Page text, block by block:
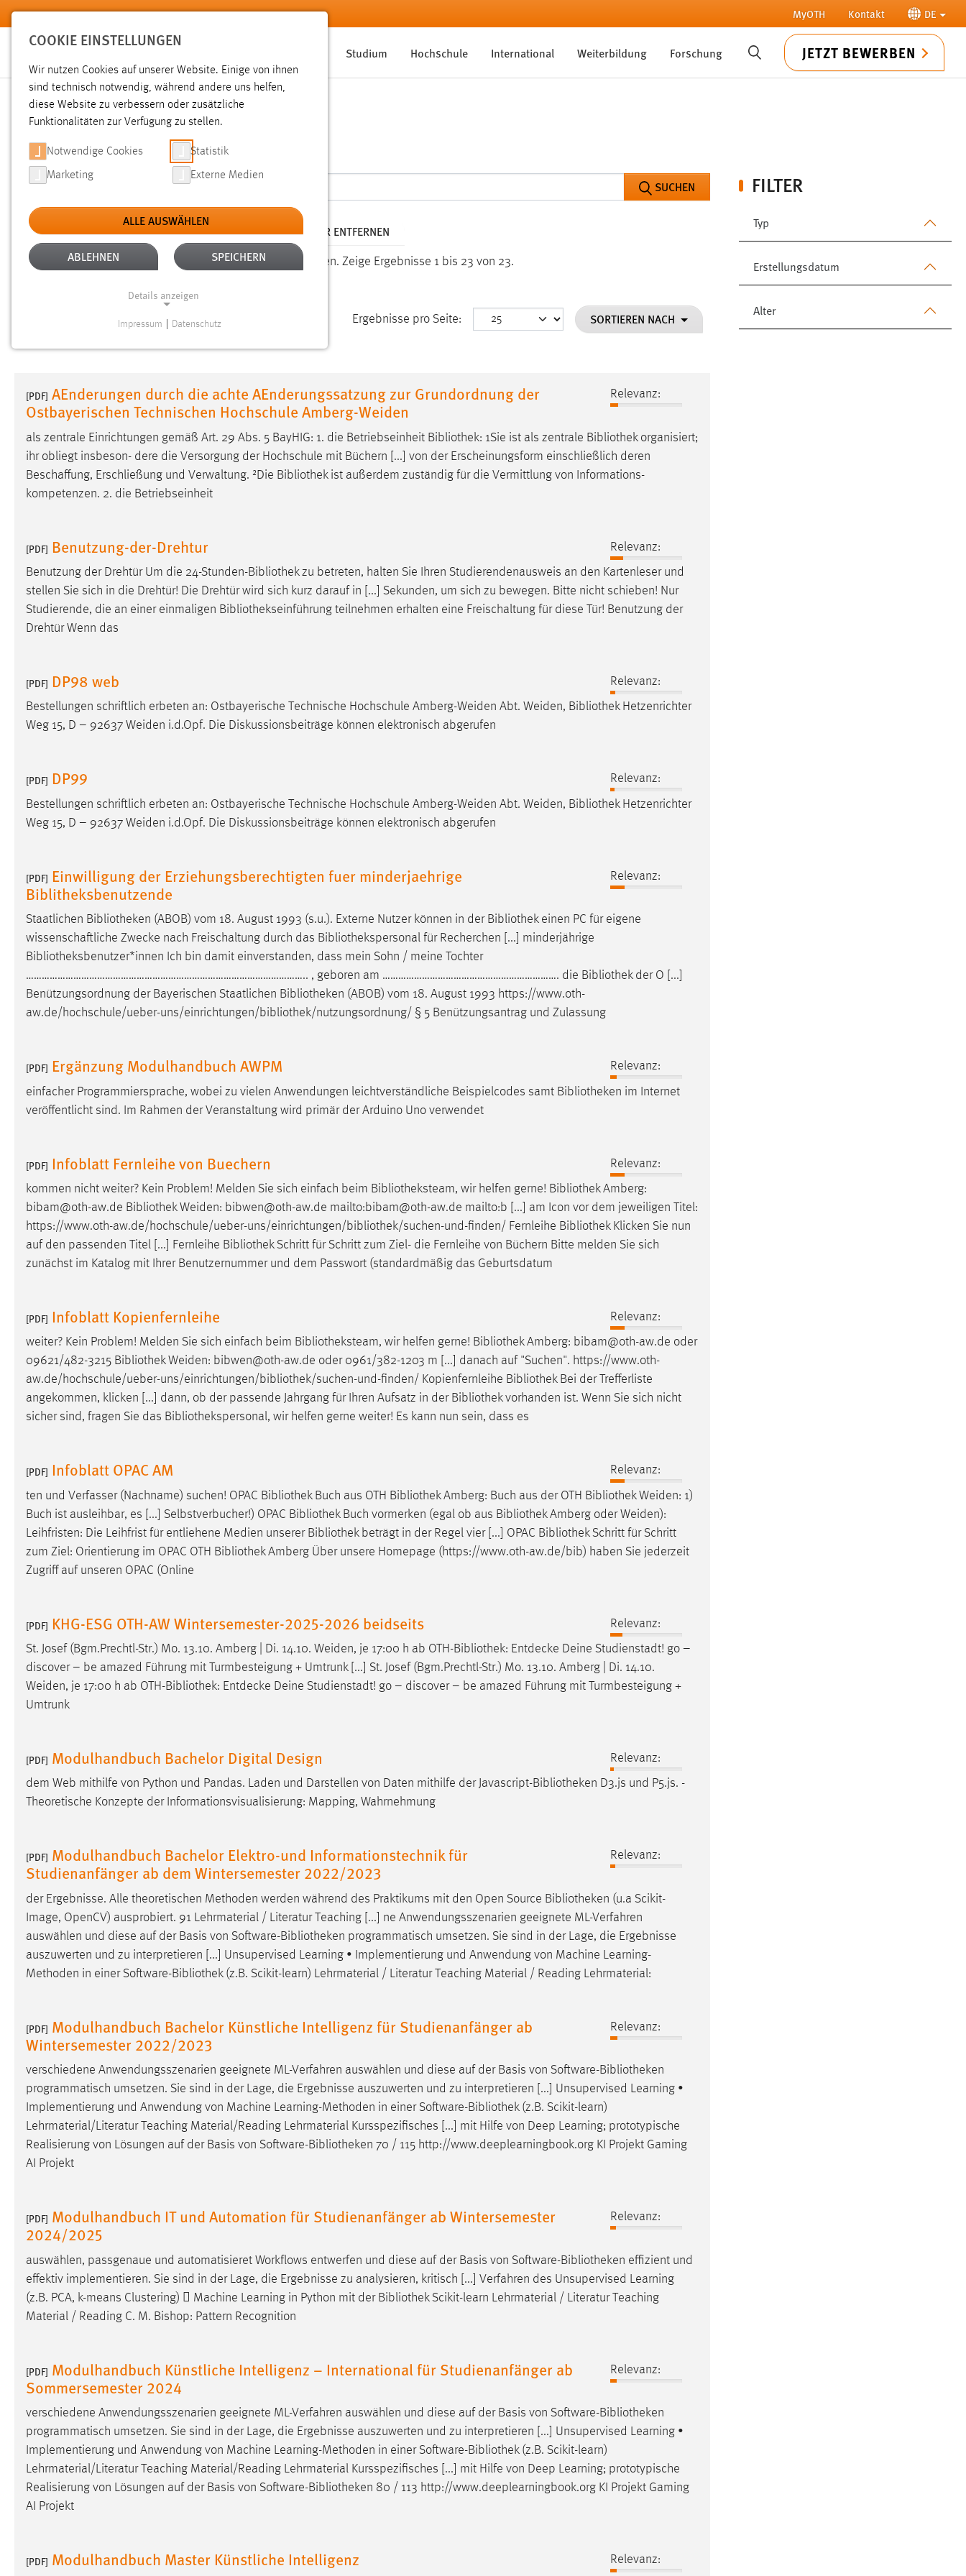
Zum Hauptinhalt springen MyOTH Kontakt DE
Studium Hochschule International Weiterbildung Forschung SUCHE JETZT BEWERBEN
SUCHE
FILTER
Typ
Erstellungsdatum
Alter
SUCHEN
Aktive Filter: ALTER: 6 MONATE BIS 1 JAHR ALLE FILTER ENTFERNEN
Gesucht nach "bibliothek". Es wurden 23 Ergebnisse gefunden. Zeige Ergebnisse 1 bis 23 von 23.
Ergebnisse pro Seite: SORTIEREN NACH
[PDF] AEnderungen durch die achte AEnderungssatzung zur Grundordnung der
Ostbayerischen Technischen Hochschule Amberg-Weiden
Relevanz:
als zentrale Einrichtungen gemäß Art. 29 Abs. 5 BayHIG: 1. die Betriebseinheit Bibliothek: 1Sie ist als zentrale Bibliothekorganisiert;
ihr obliegt insbeson- dere die Versorgung der Hochschule mit Büchern [...] von der Erscheinungsform einschließlich deren
Beschaffung, Erschließung und Verwaltung. ²Die Bibliothekist außerdem zuständig für die Vermittlung von Informations-
kompetenzen. 2. die Betriebseinheit
[PDF] Benutzung-der-Drehtur
Relevanz:
Benutzung der Drehtür Um die 24-Stunden-Bibliothekzu betreten, halten Sie Ihren Studierendenausweis an den Kartenleser und
stellen Sie sich in die Drehtür! Die Drehtür wird sich kurz darauf in [...] Sekunden, um sich zu bewegen. Bitte nicht schieben! Nur
Studierende, die an einer einmaligen Bibliothekseinführung teilnehmen erhalten eine Freischaltung für diese Tür! Benutzung der
Drehtür Wenn das
[PDF] DP98 web
Relevanz:
Bestellungen schriftlich erbeten an: Ostbayerische Technische Hochschule Amberg-Weiden Abt. Weiden, BibliothekHetzenrichter
Weg 15, D – 92637 Weiden i.d.Opf. Die Diskussionsbeiträge können elektronisch abgerufen
[PDF] DP99
Relevanz:
Bestellungen schriftlich erbeten an: Ostbayerische Technische Hochschule Amberg-Weiden Abt. Weiden, BibliothekHetzenrichter
Weg 15, D – 92637 Weiden i.d.Opf. Die Diskussionsbeiträge können elektronisch abgerufen
[PDF] Einwilligung der Erziehungsberechtigten fuer minderjaehrige
Biblitheksbenutzende
Relevanz:
Staatlichen Bibliotheken (ABOB) vom 18. August 1993 (s.u.). Externe Nutzer können in der Bibliothekeinen PC für eigene
wissenschaftliche Zwecke nach Freischaltung durch das Bibliothekspersonal für Recherchen [...] minderjährige
Bibliotheksbenutzer*innen Ich bin damit einverstanden, dass mein Sohn / meine Tochter
…………………………………………………………………………………………….. , geboren am …………………………………………………………. die Bibliothekder O [...]
Benützungsordnung der Bayerischen Staatlichen Bibliotheken (ABOB) vom 18. August 1993 https://www.oth-
aw.de/hochschule/ueber-uns/einrichtungen/bibliothek/nutzungsordnung/ § 5 Benützungsantrag und Zulassung
[PDF] Ergänzung Modulhandbuch AWPM
Relevanz:
einfacher Programmiersprache, wobei zu vielen Anwendungen leichtverständliche Beispielcodes samt Bibliotheken im Internet
veröffentlicht sind. Im Rahmen der Veranstaltung wird primär der Arduino Uno verwendet
[PDF] Infoblatt Fernleihe von Buechern
Relevanz:
kommen nicht weiter? Kein Problem! Melden Sie sich einfach beim Bibliotheksteam, wir helfen gerne! BibliothekAmberg:
bibam@oth-aw.de BibliothekWeiden: bibwen@oth-aw.de mailto:bibam@oth-aw.de mailto:b [...] am Icon vor dem jeweiligen Titel:
https://www.oth-aw.de/hochschule/ueber-uns/einrichtungen/bibliothek/suchen-und-finden/ Fernleihe BibliothekKlicken Sie nun
auf den passenden Titel [...] Fernleihe BibliothekSchritt für Schritt zum Ziel- die Fernleihe von Büchern Bitte melden Sie sich
zunächst im Katalog mit Ihrer Benutzernummer und dem Passwort (standardmäßig das Geburtsdatum
[PDF] Infoblatt Kopienfernleihe
Relevanz:
weiter? Kein Problem! Melden Sie sich einfach beim Bibliotheksteam, wir helfen gerne! BibliothekAmberg: bibam@oth-aw.de oder
09621/482-3215 BibliothekWeiden: bibwen@oth-aw.de oder 0961/382-1203 m [...] danach auf "Suchen". https://www.oth-
aw.de/hochschule/ueber-uns/einrichtungen/bibliothek/suchen-und-finden/ Kopienfernleihe BibliothekBei der Trefferliste
angekommen, klicken [...] dann, ob der passende Jahrgang für Ihren Aufsatz in der Bibliothekvorhanden ist. Wenn Sie sich nicht
sicher sind, fragen Sie das Bibliothekspersonal, wir helfen gerne weiter! Es kann nun sein, dass es
[PDF] Infoblatt OPAC AM
Relevanz:
ten und Verfasser (Nachname) suchen! OPAC BibliothekBuch aus OTH BibliothekAmberg: Buch aus der OTH BibliothekWeiden: 1)
Buch ist ausleihbar, es [...] Selbstverbucher!) OPAC BibliothekBuch vormerken (egal ob aus BibliothekAmberg oder Weiden):
Leihfristen: Die Leihfrist für entliehene Medien unserer Bibliothekbeträgt in der Regel vier [...] OPAC BibliothekSchritt für Schritt
zum Ziel: Orientierung im OPAC OTH BibliothekAmberg Über unsere Homepage (https://www.oth-aw.de/bib) haben Sie jederzeit
Zugriff auf unseren OPAC (Online
[PDF] KHG-ESG OTH-AW Wintersemester-2025-2026 beidseits
Relevanz:
St. Josef (Bgm.Prechtl-Str.) Mo. 13.10. Amberg | Di. 14.10. Weiden, je 17:00 h ab OTH-Bibliothek: Entdecke Deine Studienstadt! go –
discover – be amazed Führung mit Turmbesteigung + Umtrunk [...] St. Josef (Bgm.Prechtl-Str.) Mo. 13.10. Amberg | Di. 14.10.
Weiden, je 17:00 h ab OTH-Bibliothek: Entdecke Deine Studienstadt! go – discover – be amazed Führung mit Turmbesteigung +
Umtrunk
[PDF] Modulhandbuch Bachelor Digital Design
Relevanz:
dem Web mithilfe von Python und Pandas. Laden und Darstellen von Daten mithilfe der Javascript-Bibliotheken D3.js und P5.js. -
Theoretische Konzepte der Informationsvisualisierung: Mapping, Wahrnehmung
[PDF] Modulhandbuch Bachelor Elektro-und Informationstechnik für
Studienanfänger ab dem Wintersemester 2022/2023
Relevanz:
der Ergebnisse. Alle theoretischen Methoden werden während des Praktikums mit den Open Source Bibliotheken (u.a Scikit-
Image, OpenCV) ausprobiert. 91 Lehrmaterial / Literatur Teaching [...] ne Anwendungsszenarien geeignete ML-Verfahren
auswählen und diese auf der Basis von Software-Bibliotheken programmatisch umsetzen. Sie sind in der Lage, die Ergebnisse
auszuwerten und zu interpretieren [...] Unsupervised Learning • Implementierung und Anwendung von Machine Learning-
Methoden in einer Software-Bibliothek(z.B. Scikit-learn) Lehrmaterial / Literatur Teaching Material / Reading Lehrmaterial:
[PDF] Modulhandbuch Bachelor Künstliche Intelligenz für Studienanfänger ab
Wintersemester 2022/2023
Relevanz:
verschiedene Anwendungsszenarien geeignete ML-Verfahren auswählen und diese auf der Basis von Software-Bibliotheken
programmatisch umsetzen. Sie sind in der Lage, die Ergebnisse auszuwerten und zu interpretieren [...] Unsupervised Learning •
Implementierung und Anwendung von Machine Learning-Methoden in einer Software-Bibliothek(z.B. Scikit-learn)
Lehrmaterial/Literatur Teaching Material/Reading Lehrmaterial Kursspezifisches [...] mit Hilfe von Deep Learning; prototypische
Realisierung von Lösungen auf der Basis von Software-Bibliotheken 70 / 115 http://www.deeplearningbook.org KI Projekt Gaming
AI Projekt
[PDF] Modulhandbuch IT und Automation für Studienanfänger ab Wintersemester
2024/2025
Relevanz:
auswählen, passgenaue und automatisieret Workflows entwerfen und diese auf der Basis von Software-Bibliotheken effizient und
effektiv implementieren. Sie sind in der Lage, die Ergebnisse zu analysieren, kritisch [...] Verfahren des Unsupervised Learning
(z.B. PCA, k-means Clustering)  Machine Learning in Python mit der BibliothekScikit-learn Lehrmaterial / Literatur Teaching
Material / Reading C. M. Bishop: Pattern Recognition
[PDF] Modulhandbuch Künstliche Intelligenz – International für Studienanfänger ab
Sommersemester 2024
Relevanz:
verschiedene Anwendungsszenarien geeignete ML-Verfahren auswählen und diese auf der Basis von Software-Bibliotheken
programmatisch umsetzen. Sie sind in der Lage, die Ergebnisse auszuwerten und zu interpretieren [...] Unsupervised Learning •
Implementierung und Anwendung von Machine Learning-Methoden in einer Software-Bibliothek(z.B. Scikit-learn)
Lehrmaterial/Literatur Teaching Material/Reading Lehrmaterial Kursspezifisches [...] mit Hilfe von Deep Learning; prototypische
Realisierung von Lösungen auf der Basis von Software-Bibliotheken 80 / 113 http://www.deeplearningbook.org KI Projekt Gaming
AI Projekt
[PDF] Modulhandbuch Master Künstliche Intelligenz Relevanz:
COOKIE EINSTELLUNGEN
Wir nutzen Cookies auf unserer Website. Einige von ihnen
sind technisch notwendig, während andere uns helfen,
diese Website zu verbessern oder zusätzliche
Funktionalitäten zur Verfügung zu stellen.
Notwendige Cookies Statistik
Marketing Externe Medien
ALLE AUSWÄHLEN
ABLEHNEN SPEICHERN
Details anzeigen
Website erforderlich.
Einverständnis
Name: cookie_consent
ausgewählten Einverständnis-Optionen
Cookie Laufzeit: 1 Jahr
Performance
Name: staticfilecache
Sprachpräferenz
Cookie Laufzeit:
Name:
MibewSessionID, MIBEW_UserID,
mibew_locale, mibew-chat-frame-style-
5e9dbeb1811c0446
Zweck:
Wird benötigt um die Chatfunktion
nutzen zu können.
Cookie Laufzeit:
style-5e9dbeb1811c0446 =
Sitzungslaufzeit, mibew_locale = 3
Login
Name: fe_user, be_user, be_lastLoginProvider
Cookie Laufzeit: 24 Stunden
STATISTIK
Statistik Cookies erfassen Informationen anonym.
Diese Informationen helfen uns zu verstehen, wie
Matomo
Name: _pk_ref, _pk_cvar, _pk_id, _pk_ses
Zweck: Zugriffsstatistik
Cookie Laufzeit: Max. 13 Monate
MARKETING
verwendet, um personalisierte Werbung anzuzeigen.
Sie tun dies, indem sie Besucher über Websites
hinweg verfolgen.
Google Ads
Anbieter: Google Ireland Limited
Zweck: Conversion-Tracking
Cookie Laufzeit: 3 Monate
Name: _fbp
Anbieter: Facebook
Zweck: Conversion-Tracking
EXTERNE MEDIEN
Um Inhalte von Videoplattformen und Social Media
Plattformen anzeigen zu können, werden von diesen
externen Medien Cookies gesetzt.
YouTube
Vimeo
Impressum Datenschutz